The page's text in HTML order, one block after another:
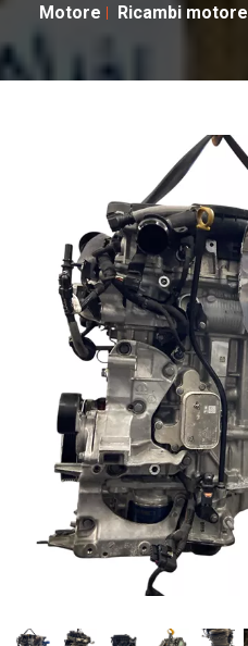
Motore Ricambi motore